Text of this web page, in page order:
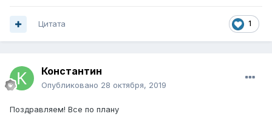
1
Цитата
Константин
Опубликовано 28 октября, 2019
Поздравляем! Все по плану